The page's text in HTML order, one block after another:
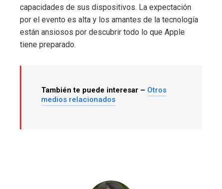
capacidades de sus dispositivos. La expectación
por el evento es alta y los amantes de la tecnología
están ansiosos por descubrir todo lo que Apple
tiene preparado.
También te puede interesar – Otros
medios relacionados